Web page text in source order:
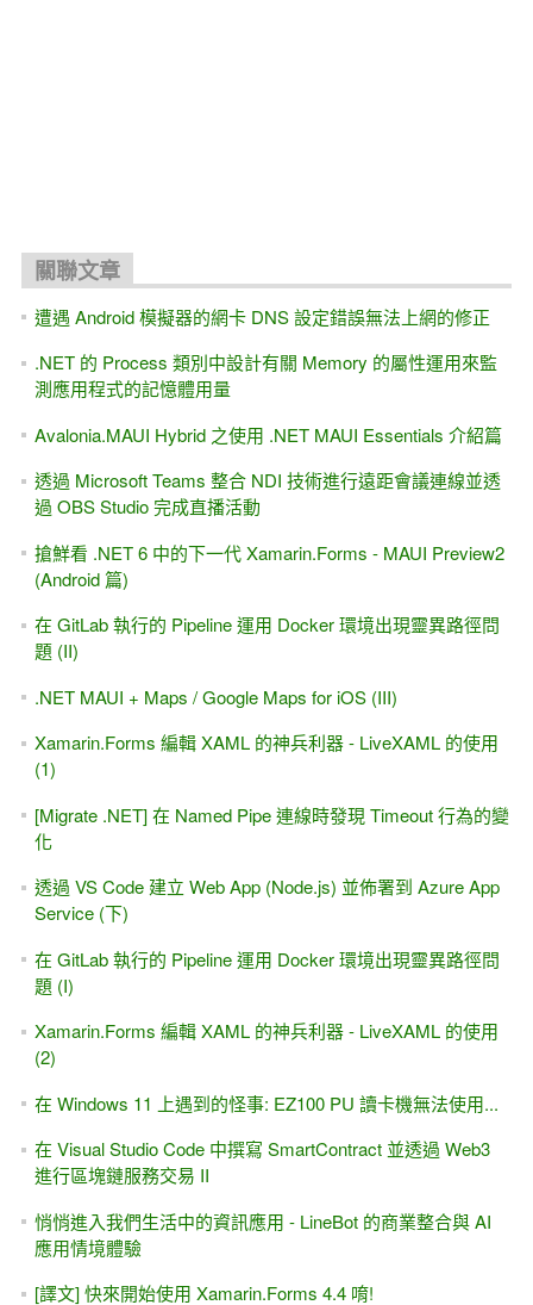
關聯文章
遭遇 Android 模擬器的網卡 DNS 設定錯誤無法上網的修正
.NET 的 Process 類別中設計有關 Memory 的屬性運用來監
測應用程式的記憶體用量
Avalonia.MAUI Hybrid 之使用 .NET MAUI Essentials 介紹篇
透過 Microsoft Teams 整合 NDI 技術進行遠距會議連線並透
過 OBS Studio 完成直播活動
搶鮮看 .NET 6 中的下一代 Xamarin.Forms - MAUI Preview2
(Android 篇)
在 GitLab 執行的 Pipeline 運用 Docker 環境出現靈異路徑問
題 (II)
.NET MAUI + Maps / Google Maps for iOS (III)
Xamarin.Forms 編輯 XAML 的神兵利器 - LiveXAML 的使用
(1)
[Migrate .NET] 在 Named Pipe 連線時發現 Timeout 行為的變
化
透過 VS Code 建立 Web App (Node.js) 並佈署到 Azure App
Service (下)
在 GitLab 執行的 Pipeline 運用 Docker 環境出現靈異路徑問
題 (I)
Xamarin.Forms 編輯 XAML 的神兵利器 - LiveXAML 的使用
(2)
在 Windows 11 上遇到的怪事: EZ100 PU 讀卡機無法使用...
在 Visual Studio Code 中撰寫 SmartContract 並透過 Web3
進行區塊鏈服務交易 II
悄悄進入我們生活中的資訊應用 - LineBot 的商業整合與 AI
應用情境體驗
[譯文] 快來開始使用 Xamarin.Forms 4.4 唷!